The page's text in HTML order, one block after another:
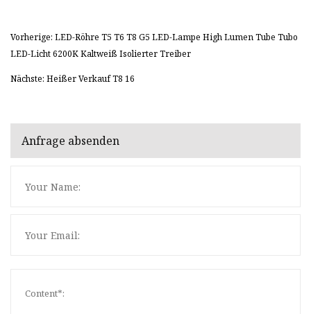
Vorherige: LED-Röhre T5 T6 T8 G5 LED-Lampe High Lumen Tube Tubo
LED-Licht 6200K Kaltweiß Isolierter Treiber
Nächste: Heißer Verkauf T8 16
Anfrage absenden